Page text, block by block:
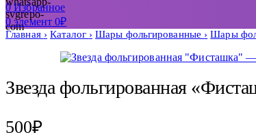
0Избранное
0элемент 0₽
Главная Каталог Шары фольгированные Шары
Звезда фольгированная
500₽